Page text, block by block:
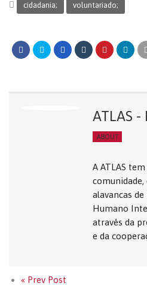
cidadania; voluntariado;
ATLAS -
ABOUT
A ATLAS
alavancas
Humano
através da
e da
« Prev Post